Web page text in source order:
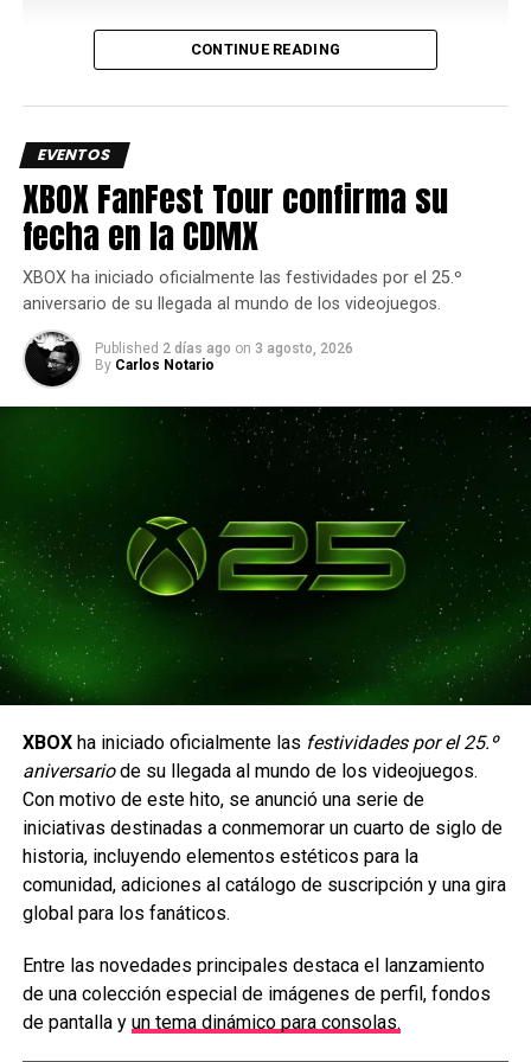
El BLAST R6 Major Montreal, donde se reunirán los
supremacíaglobalen Rainbow Six Siege.
Siguenos en todas nuestrasredes sociales
enterado de lo más atractivo del mundo geek, además
comments
RELATED TOPICS: ESPORTS MÉXICO
MONTERREY
RAINBOW SIX SIEGE
UP NEXT
WWE 2K24 lanza edición especial inspirada
en Bray Wyatt
Ya puedes jugar dos capítulos de Life Is
Strange: Double Exposure
Carlos Notario
Además del título y el premio en efectivo, el campeón de
clasificación directa al Six Invitational 2027.
La principal competencia internacional del juego, que se
celebrará en Brasil el próximo año.
Esta será la tercera edición de la EWC en contar con
una competencia de Rainbow Six Siege, lo que refleja
El torneo se disputará en dos fases de Play-in, una fase
de grupos y unos playoffs. La gran final se celebrará el 15
CONTINUE READING
EVENTOS
XBOX FanFest Tour confirma su
fecha en la CDMX
XBOX ha iniciado oficialmente las festividades por el 25.º
aniversario de su llegada al mundo de los videojuegos.
Published 2 días ago on 3 agosto, 2026
By Carlos Notario
XBOX ha iniciado oficialmente las festividades por el 25.º
aniversariode su llegada al mundo de los videojuegos.
Con motivo de este hito, se anunció una serie de
iniciativas destinadas a conmemorar un cuarto de siglo de
historia, incluyendo elementos estéticos para la
comunidad, adiciones al catálogo de suscripción y una gira
global para los fanáticos.
Entre las novedades principales destaca el lanzamiento
de una colección especial de imágenes de perfil, fondos
de pantalla y un tema dinámico para consolas.